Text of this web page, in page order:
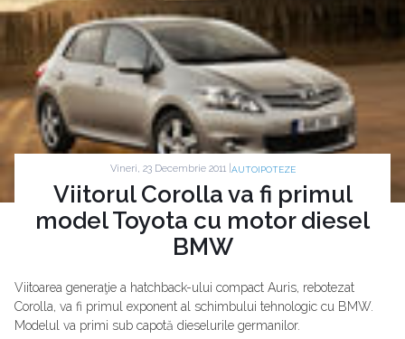
Vineri, 23 Decembrie 2011 | AUTOIPOTEZE
Viitorul Corolla va fi primul
model Toyota cu motor diesel
BMW
Viitoarea generaţie a hatchback-ului compact Auris, rebotezat
Corolla, va fi primul exponent al schimbului tehnologic cu BMW.
Modelul va primi sub capotă dieselurile germanilor.